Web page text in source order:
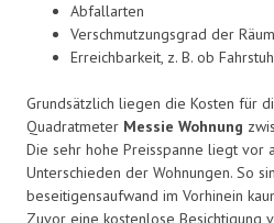
Abfallarten
Verschmutzungsgrad der
Erreichbarkeit, z. B. ob
Grundsätzlich liegen die Kosten für
Quadratmeter Messie Wohnung
Die sehr hohe Preisspanne liegt vor
Unterschieden der Wohnungen. So
beseitigensaufwand im Vorhinein
Zuvor eine kostenlose Besichtigung